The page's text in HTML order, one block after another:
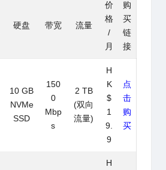
硬盘 带宽 流量
价
格
/
月
购
买
链
接
10 GB
NVMe
SSD
150
0
Mbp
s
2 TB
(双向
流量)
H
K
$
1
9.
9
点
击
购
买
H